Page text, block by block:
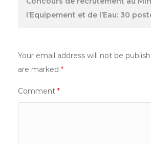
l’Equipement et de l’Eau: 30
Your email address will not be
are marked *
Comment *